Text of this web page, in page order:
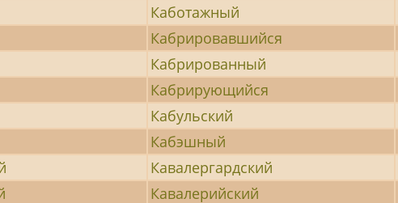
Каботажный
Кабрировавшийся
Кабрированный
Кабрирующийся
Кабульский
Кабэшный
Кавалергардский
Кавалерийский